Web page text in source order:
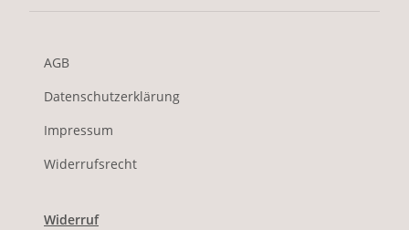
AGB
Datenschutzerklärung
Impressum
Widerrufsrecht
Widerruf